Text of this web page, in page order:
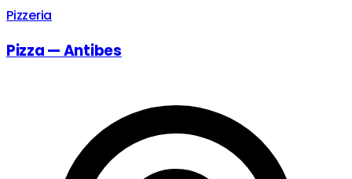
Pizzeria
Pizza — Antibes